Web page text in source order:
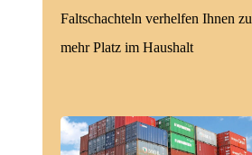
Faltschachteln verhelfen Ihnen zu
mehr Platz im Haushalt